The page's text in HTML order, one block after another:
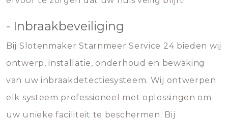
- Inbraakbeveiliging
Bij Slotenmaker Starnmeer Service 24 bieden wij
ontwerp, installatie, onderhoud en bewaking
van uw inbraakdetectiesysteem. Wij ontwerpen
elk systeem professioneel met oplossingen om
uw unieke faciliteit te beschermen. Bij